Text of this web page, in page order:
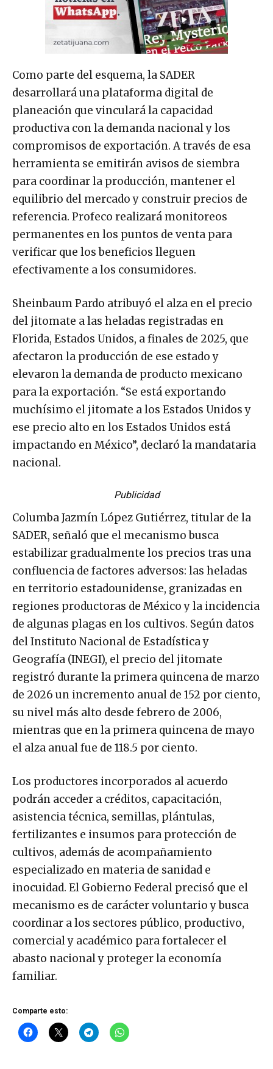
Como parte del esquema, la SADER
desarrollará una plataforma digital de
planeación que vinculará la capacidad
productiva con la demanda nacional y los
compromisos de exportación. A través de esa
herramienta se emitirán avisos de siembra
para coordinar la producción, mantener el
equilibrio del mercado y construir precios de
referencia. Profeco realizará monitoreos
permanentes en los puntos de venta para
verificar que los beneficios lleguen
efectivamente a los consumidores.
Sheinbaum Pardo atribuyó el alza en el precio
del jitomate a las heladas registradas en
Florida, Estados Unidos, a finales de 2025, que
afectaron la producción de ese estado y
elevaron la demanda de producto mexicano
para la exportación. “Se está exportando
muchísimo el jitomate a los Estados Unidos y
ese precio alto en los Estados Unidos está
impactando en México”, declaró la mandataria
nacional.
Publicidad
Columba Jazmín López Gutiérrez, titular de la
SADER, señaló que el mecanismo busca
estabilizar gradualmente los precios tras una
confluencia de factores adversos: las heladas
en territorio estadounidense, granizadas en
regiones productoras de México y la incidencia
de algunas plagas en los cultivos. Según datos
del Instituto Nacional de Estadística y
Geografía (INEGI), el precio del jitomate
registró durante la primera quincena de marzo
de 2026 un incremento anual de 152 por ciento,
su nivel más alto desde febrero de 2006,
mientras que en la primera quincena de mayo
el alza anual fue de 118.5 por ciento.
Los productores incorporados al acuerdo
podrán acceder a créditos, capacitación,
asistencia técnica, semillas, plántulas,
fertilizantes e insumos para protección de
cultivos, además de acompañamiento
especializado en materia de sanidad e
inocuidad. El Gobierno Federal precisó que el
mecanismo es de carácter voluntario y busca
coordinar a los sectores público, productivo,
comercial y académico para fortalecer el
abasto nacional y proteger la economía
familiar.
Comparte esto: